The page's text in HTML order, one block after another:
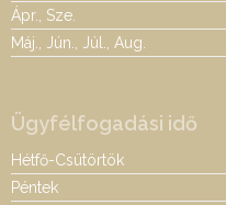
Ápr., Sze.
Máj., Jún., Júl., Aug.
Ügyfélfogadási idő
Hétfő-Csütörtök
Péntek